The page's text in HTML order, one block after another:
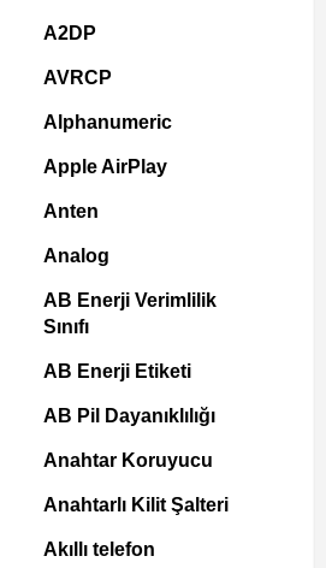
A2DP
AVRCP
Alphanumeric
Apple AirPlay
Anten
Analog
AB Enerji Verimlilik
Sınıfı
AB Enerji Etiketi
AB Pil Dayanıklılığı
Anahtar Koruyucu
Anahtarlı Kilit Şalteri
Akıllı telefon